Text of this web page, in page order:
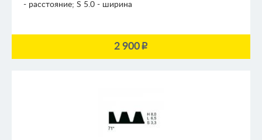
- расстояние; S 5.0 - ширина
2 900p